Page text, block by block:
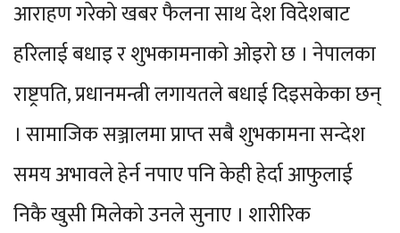
आराहण गरेको खबर फैलना साथ देश विदेशबाट
हरिलाई बधाइ र शुभकामनाको ओइरो छ । नेपालका
राष्ट्रपति, प्रधानमन्त्री लगायतले बधाई दिइसकेका छन्
। सामाजिक सञ्जालमा प्राप्त सबै शुभकामना सन्देश
समय अभावले हेर्न नपाए पनि केही हेर्दा आफुलाई
निकै खुसी मिलेको उनले सुनाए । शारीरिक